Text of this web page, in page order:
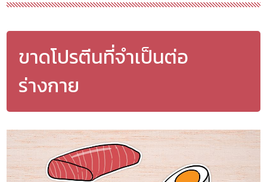
ขาดโปรตีนที่จำเป็นต่อ
ร่างกาย